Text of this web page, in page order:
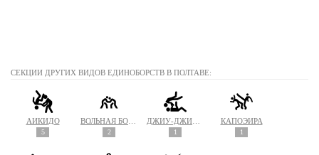
СЕКЦИИ ДРУГИХ ВИДОВ ЕДИНОБОРСТВ В ПОЛТАВЕ:
АЙКИДО
5 2 1
КАПОЭЙРА
1